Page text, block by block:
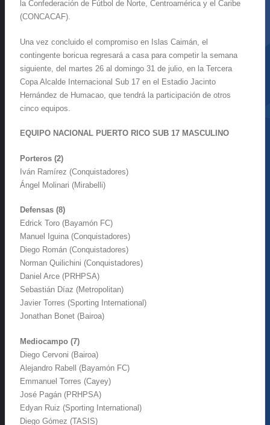
la Confederación de Fútbol de Norte, Centroamérica y el Caribe
(CONCACAF).
Una vez concluido el compromiso en Islas Caimán, el
contingente boricua regresará a casa para competir la semana
siguiente, del martes 26 al domingo 31 de julio, en la Tercera
Copa Alcalde Internacional Sub 17 en el Estadio Jacinto
Hernández de Humacao, que tendrá la participación de otros
cinco equipos.
EQUIPO NACIONAL PUERTO RICO SUB 17 MASCULINO
Porteros (2)
Iván Ramírez (Conquistadores)
Ángel Molinari (Mirabelli)
Defensas (8)
Edrick Toro (Bayamón FC)
Manuel Iguina (Conquistadores)
Diego Román (Conquistadores)
Norman Quilichini (Conquistadores)
Daniel Arce (PRHPSA)
Sebastián Díaz (Metropolitan)
Javier Torres (Sporting International)
Jonathan Bonet (Bairoa)
Mediocampo (7)
Diego Cervoni (Bairoa)
Alejandro Rabell (Bayamón FC)
Emmanuel Torres (Cayey)
José Pagán (PRHPSA)
Edyan Ruiz (Sporting International)
Diego Gómez (TASIS)